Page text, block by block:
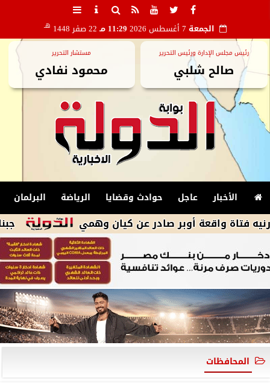
الجمعة 11:29 مـ 22 صفر 1448 هـ
رئيس مجلس الإدارة ورئيس التحرير
صالح شلبي
مستشار التحرير
محمود نفادي
الأخبار عاجل حوادث وقضايا الرياضة البرلمان
جبناها من أوبر صادر عن كيان وهمي
المحافظات